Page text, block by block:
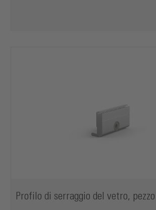
Profilo di serraggio del vetro,